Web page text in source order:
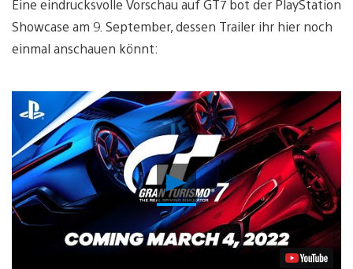
Eine eindrucksvolle Vorschau auf GT7 bot der PlayStation
Showcase am 9. September, dessen Trailer ihr hier noch
einmal anschauen könnt:
Video
abspielen